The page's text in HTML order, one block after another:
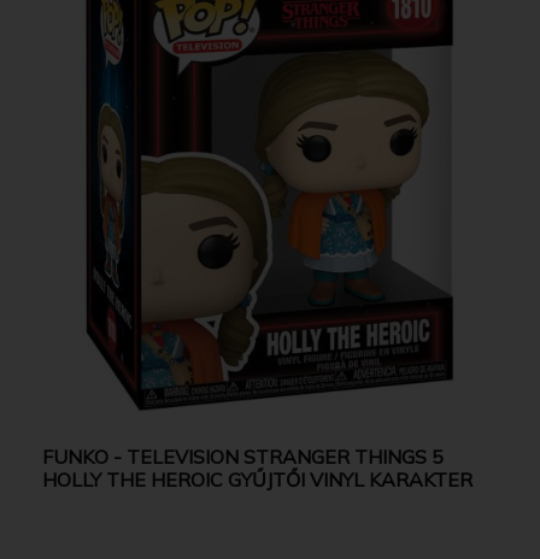
FUNKO - TELEVISION STRANGER THINGS 5
HOLLY THE HEROIC GYŰJTŐI VINYL KARAKTER